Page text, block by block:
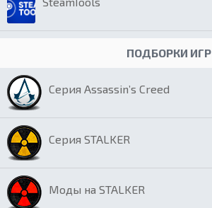
ПОДБОРКИ ИГР
Серия Assassin’s Creed
Серия STALKER
Моды на STALKER